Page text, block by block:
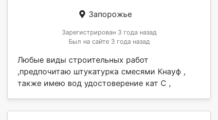
Запорожье
Зарегистрирован 3 года назад
Был на сайте 3 года назад
Любые виды строительных работ
,предпочитаю штукатурка смесями Кнауф ,
также имею вод удостоверение кат C ,